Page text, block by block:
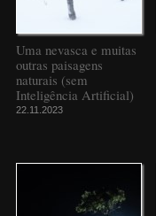
Uma nevasca e muitas
outras paisagens
naturais (sem
Inteligência Artificial)
22.11.2023